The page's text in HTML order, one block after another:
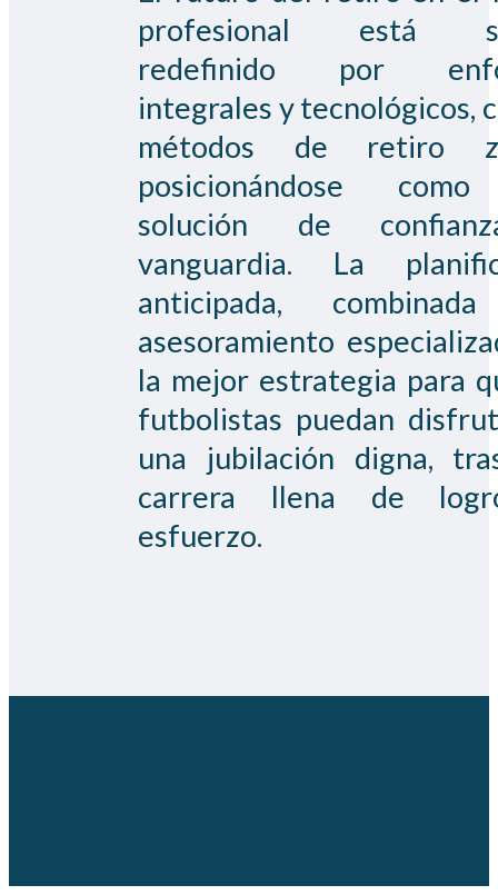
profesional está
redefinido por
integrales y tecnológicos,
métodos de retiro
posicionándose
solución de
vanguardia. La
anticipada,
asesoramiento
la mejor estrategia para
futbolistas puedan
una jubilación digna,
carrera llena de
esfuerzo.